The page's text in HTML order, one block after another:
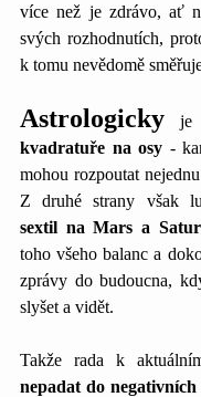
více než je zdrávo, ať
svých rozhodnutích,
k tomu nevědomě
Astrologicky je
kvadratuře na osy -
mohou rozpoutat
Z druhé strany však
sextil na Mars a
toho všeho balanc a
zprávy do budoucna,
slyšet a vidět.
nepadat do negativních